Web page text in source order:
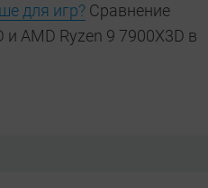
для игр? Сравнение
и AMD Ryzen 9 7900X3D в